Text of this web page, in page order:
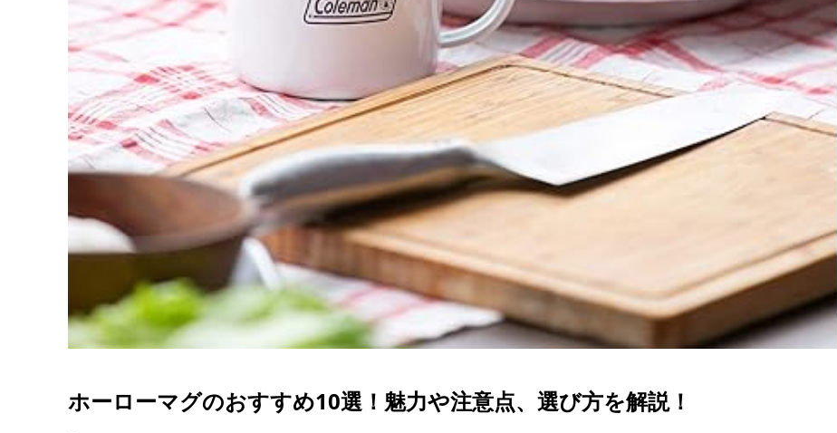
ホーローマグのおすすめ10選！魅力や注意点、選び方を解説！